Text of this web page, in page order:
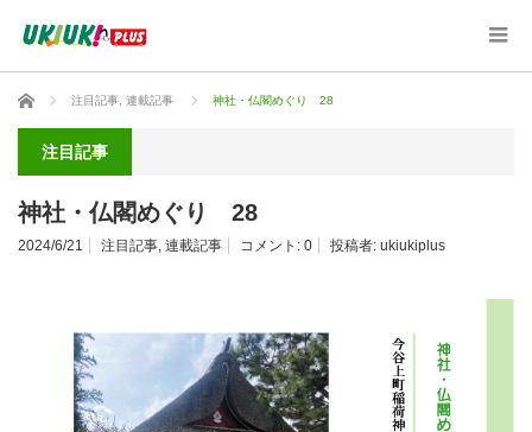
ホーム 注目記事 連載記事 神社・仏閣めぐり 28
注目記事
神社・仏閣めぐり 28
2024/6/21 注目記事, 連載記事 コメント: 0 投稿者: ukiukiplus